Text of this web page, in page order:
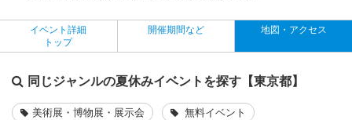
イベント詳細
トップ
開催期間など 地図・アクセス
同じジャンルの夏休みイベントを探す【東京都】
美術展・博物展・展示会 無料イベント